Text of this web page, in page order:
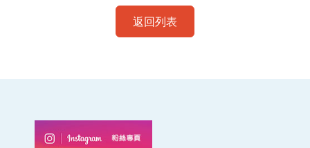
返回列表